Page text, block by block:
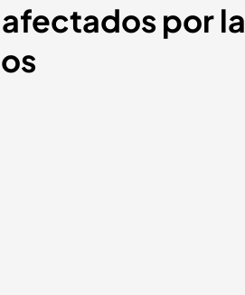
afectados por la